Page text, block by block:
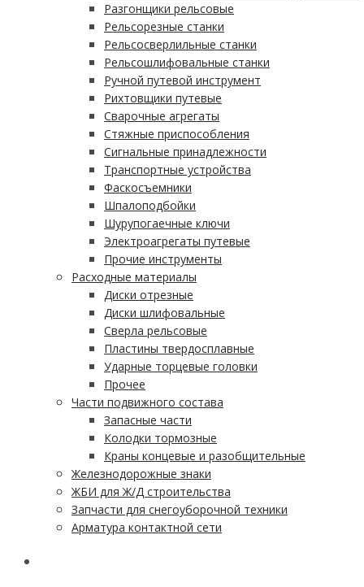
Разгонщики рельсовые
Рельсорезные станки
Рельсосверлильные станки
Рельсошлифовальные станки
Ручной путевой инструмент
Рихтовщики путевые
Сварочные агрегаты
Стяжные приспособления
Сигнальные принадлежности
Транспортные устройства
Фаскосъемники
Шпалоподбойки
Шурупогаечные ключи
Электроагрегаты путевые
Прочие инструменты
Расходные материалы
Диски отрезные
Диски шлифовальные
Сверла рельсовые
Пластины твердосплавные
Ударные торцевые головки
Прочее
Части подвижного состава
Запасные части
Колодки тормозные
Краны концевые и разобщительные
Железнодорожные знаки
ЖБИ для Ж/Д строительства
Запчасти для снегоуборочной техники
Арматура контактной сети